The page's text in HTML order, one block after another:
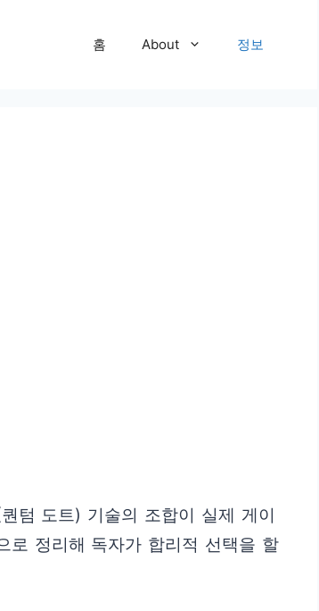
홈 About 정보
텀 도트) 기술의 조합이 실제 게이
로 정리해 독자가 합리적 선택을 할